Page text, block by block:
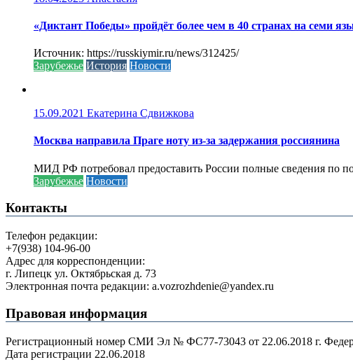
«Диктант Победы» пройдёт более чем в 40 странах на семи
Источник: https://russkiymir.ru/news/312425/
Зарубежье История Новости
15.09.2021 Екатерина Сдвижкова
Москва направила Праге ноту из-за задержания россиянина
МИД РФ потребовал предоставить России полные сведения по
Зарубежье Новости
Контакты
Телефон редакции:
+7(938) 104-96-00
Адрес для корреспонденции:
г. Липецк ул. Октябрьская д. 73
Электронная почта редакции: a.vozrozhdenie@yandex.ru
Правовая информация
Регистрационный номер СМИ Эл № ФС77-73043 от 22.06.2018 г.
Дата регистрации 22.06.2018